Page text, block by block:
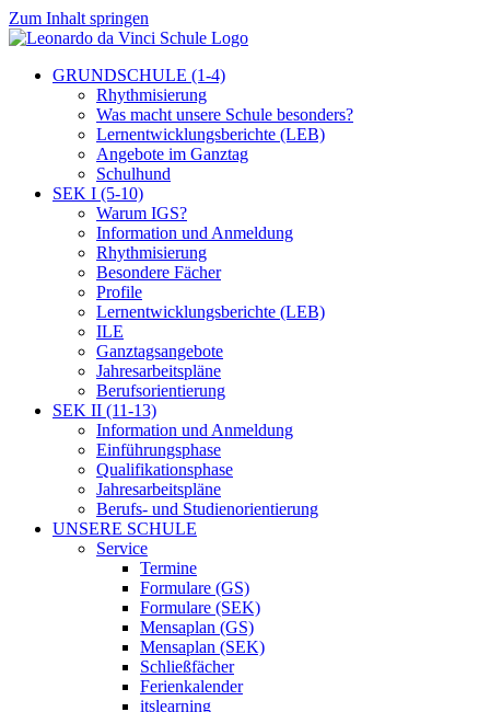
Zum Inhalt springen
GRUNDSCHULE (1-4)
Rhythmisierung
Was macht unsere Schule besonders?
Lernentwicklungsberichte (LEB)
Angebote im Ganztag
Schulhund
SEK I (5-10)
Warum IGS?
Information und Anmeldung
Rhythmisierung
Besondere Fächer
Profile
Lernentwicklungsberichte (LEB)
ILE
Ganztagsangebote
Jahresarbeitspläne
Berufsorientierung
SEK II (11-13)
Information und Anmeldung
Einführungsphase
Qualifikationsphase
Jahresarbeitspläne
Berufs- und Studienorientierung
UNSERE SCHULE
Service
Termine
Formulare (GS)
Formulare (SEK)
Mensaplan (GS)
Mensaplan (SEK)
Schließfächer
Ferienkalender
itslearning